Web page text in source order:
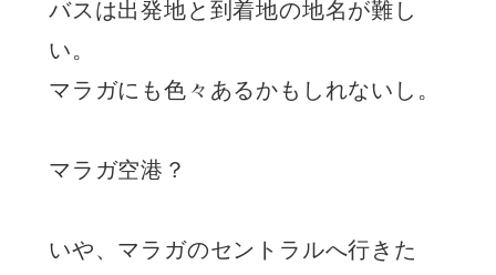
バスは出発地と到着地の地名が難し
い。
マラガにも色々あるかもしれないし。
マラガ空港？
いや、マラガのセントラルへ行きた